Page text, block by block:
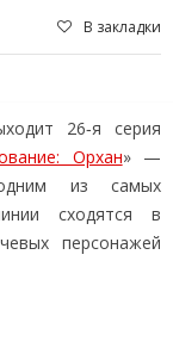
В закладки
26‑я серия
Орхан» —
из самых
сходятся в
персонажей